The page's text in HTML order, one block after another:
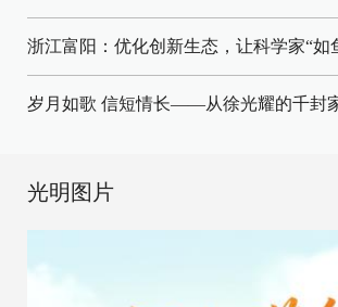
浙江富阳：优化创新生态，让科学家“如
岁月如歌 信短情长——从徐光耀的千封
光明图片